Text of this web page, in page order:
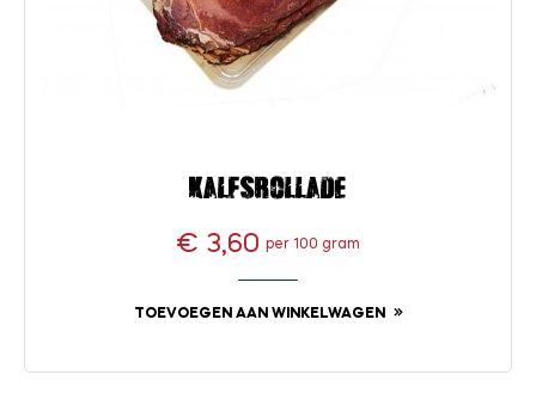
Kalfsrollade
Prijs
€ 3,60 per 100 gram
TOEVOEGEN AAN WINKELWAGEN